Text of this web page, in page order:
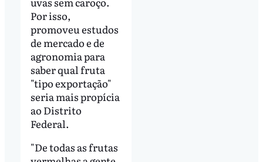
Por isso,
promoveu estudos
de mercado e de
agronomia para
saber qual fruta
"tipo exportação"
seria mais propícia
ao Distrito
Federal.
"De todas as frutas